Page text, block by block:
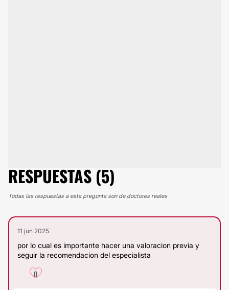
RESPUESTAS (5)
Todas las respuestas a esta pregunta son de doctores reales
11 jun 2025
por lo cual es importante hacer una valoracion previa y
seguir la recomendacion del especialista
0